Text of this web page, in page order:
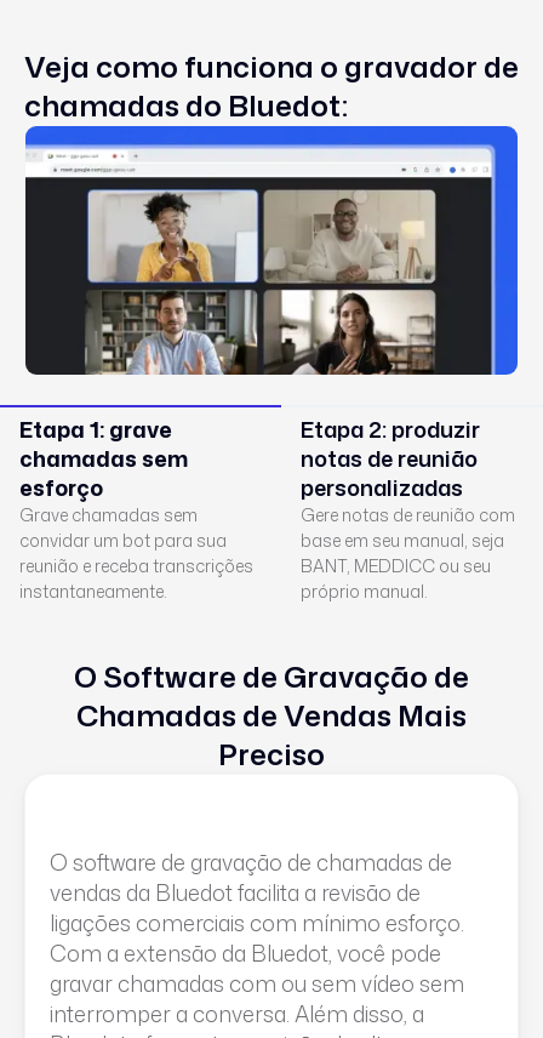
Veja como funciona o gravador de
chamadas do Bluedot:
Etapa 1: grave
chamadas sem
esforço
Grave chamadas sem
convidar um bot para sua
reunião e receba transcrições
instantaneamente.
Etapa 2: produzir
notas de reunião
personalizadas
Gere notas de reunião com
base em seu manual, seja
BANT, MEDDICC ou seu
próprio manual.
O Software de Gravação de
Chamadas de Vendas Mais
Preciso
O software de gravação de chamadas de
vendas da Bluedot facilita a revisão de
ligações comerciais com mínimo esforço.
Com a extensão da Bluedot, você pode
gravar chamadas com ou sem vídeo sem
interromper a conversa. Além disso, a